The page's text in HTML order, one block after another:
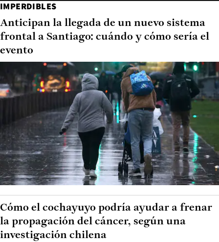
IMPERDIBLES
Anticipan la llegada de un nuevo sistema
frontal a Santiago: cuándo y cómo sería el
evento
Cómo el cochayuyo podría ayudar a frenar
la propagación del cáncer, según una
investigación chilena